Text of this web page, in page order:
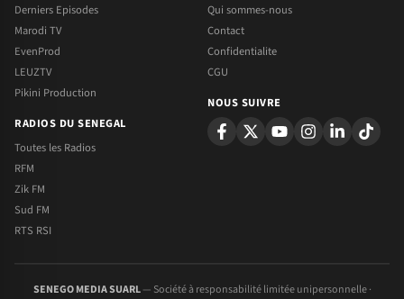
Derniers Episodes
Marodi TV
EvenProd
LEUZTV
Pikini Production
RADIOS DU SENEGAL
Toutes les Radios
RFM
Zik FM
Sud FM
RTS RSI
Qui sommes-nous
Contact
Confidentialite
CGU
NOUS SUIVRE
SENEGO MEDIA SUARL— Société à responsabilité limitée unipersonnelle ·